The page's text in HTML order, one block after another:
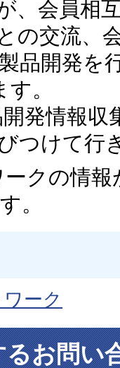
、会員相
の交流、
品開発を
。
発情報収
つけて行
クの情
。
ーク
お問い